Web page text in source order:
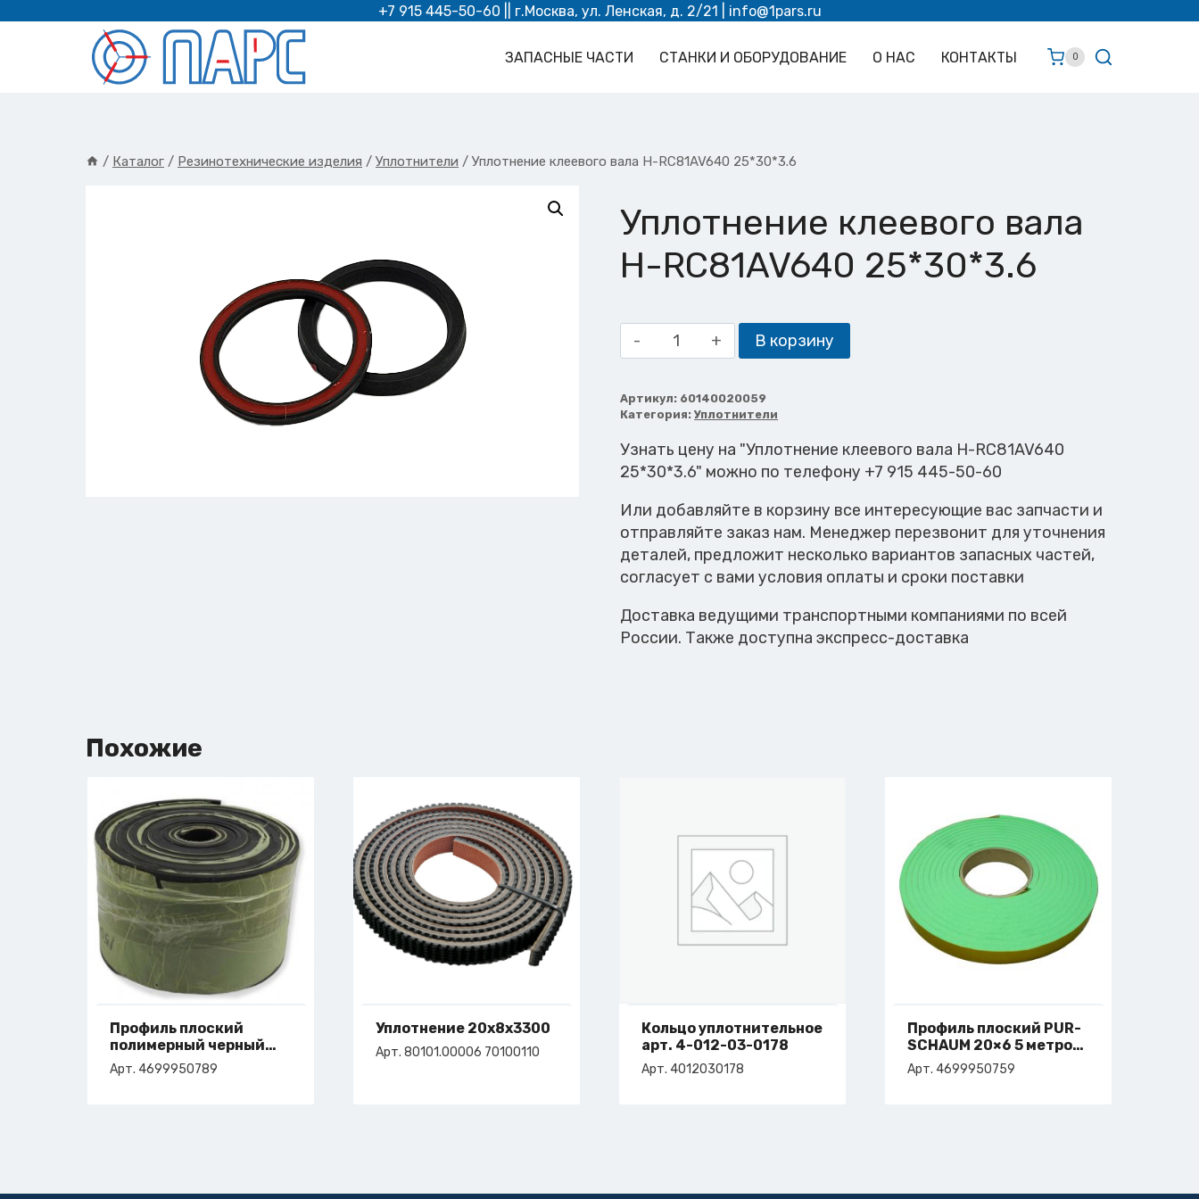
содержимому
+7 915 445-50-60 || г.Москва, ул. Ленская, д. 2/21 | info@1pars.ru
ЗАПАСНЫЕ ЧАСТИ СТАНКИ И ОБОРУДОВАНИЕ О НАС КОНТАКТЫ 0
/ Каталог / Резинотехнические изделия / Уплотнители / Уплотнение клеевого вала H-RC81AV640 25*30*3.6
Уплотнение клеевого вала
H-RC81AV640 25*30*3.6
Количество
товара
клеевого
вала
H-
RC81AV640
В корзину
Артикул: 60140020059
Категория:Уплотнители
Узнать цену на "Уплотнение клеевого вала H-RC81AV640
25*30*3.6" можно по телефону +7 915 445-50-60
Или добавляйте в корзину все интересующие вас запчасти и
отправляйте заказ нам. Менеджер перезвонит для уточнения
деталей, предложит несколько вариантов запасных частей,
согласует с вами условия оплаты и сроки поставки
Доставка ведущими транспортными компаниями по всей
России. Также доступна экспресс-доставка
Похожие
Профиль плоский
полимерный черный
150х5
арт. 4-699-95-0789
Арт. 4699950789
Уплотнение 20х8х3300
Арт. 80101.00006 70100110
Кольцо уплотнительное
арт. 4-012-03-0178
Арт. 4012030178
Профиль плоский РUR-
SCHAUM 20×6 5 метров
арт. 4-699-95-0759
Арт. 4699950759